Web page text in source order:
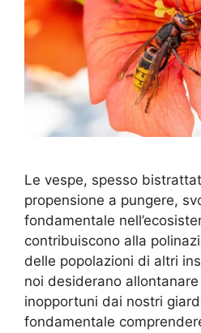
Le vespe, spesso
propensione a pungere,
fondamentale
contribuiscono alla
delle popolazioni di altri
noi desiderano
inopportuni dai nostri
fondamentale